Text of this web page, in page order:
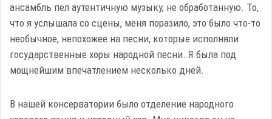
ансамбль пел аутентичную музыку, не обработанную. То,
что я услышала со сцены, меня поразило, это было что-то
необычное, непохожее на песни, которые исполняли
государственные хоры народной песни. Я была под
мощнейшим впечатлением несколько дней.
В нашей консерватории было отделение народного